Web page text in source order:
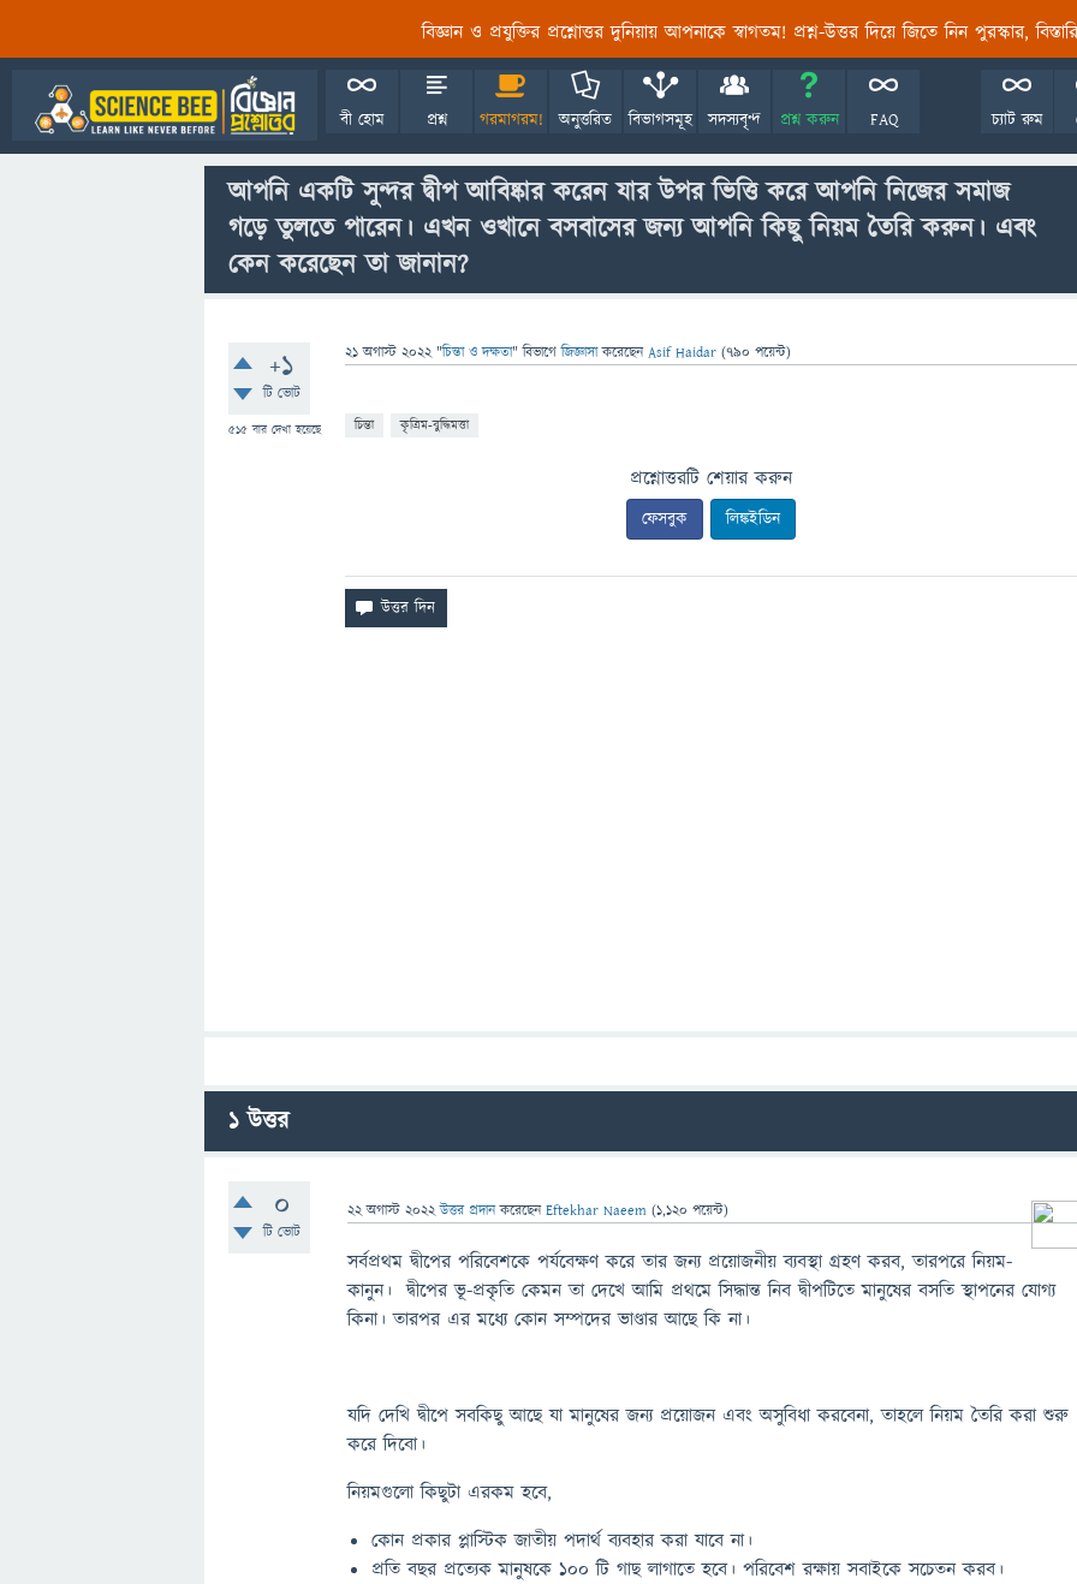
বিজ্ঞান ও প্রযুক্তির প্রশ্নোত্তর দুনিয়ায় আপনাকে স্বাগতম! প্রশ্ন-উত্তর দিয়ে জিতে নিন পুরস্কার,
বী হোম প্রশ্ন গরমাগরম! অনুত্তরিত বিভাগসমূহ সদস্যবৃন্দ প্রশ্ন করুন FAQ চ্যাট রুম
আপনি একটি সুন্দর দ্বীপ আবিষ্কার করেন যার উপর ভিত্তি করে আপনি নিজের সমাজ
গড়ে তুলতে পারেন। এখন ওখানে বসবাসের জন্য আপনি কিছু নিয়ম তৈরি করুন। এবং
কেন করেছেন তা জানান?
+1
টি ভোট
515 বার দেখা হয়েছে
21 অগাস্ট 2022 "চিন্তা ও দক্ষতা" বিভাগে জিজ্ঞাসাকরেছেনAsif Haidar (790 পয়েন্ট)
চিন্তা কৃত্রিম-বুদ্ধিমত্তা
প্রশ্নোত্তরটি শেয়ার করুন
ফেসবুক লিঙ্কইডিন
1উত্তর
0
টি ভোট
22 অগাস্ট 2022 উত্তর প্রদান করেছেনEftekhar Naeem (1,120 পয়েন্ট)
সর্বপ্রথম দ্বীপের পরিবেশকে পর্যবেক্ষণ করে তার জন্য প্রয়োজনীয় ব্যবস্থা গ্রহণ করব, তারপরে নিয়ম-
কানুন। দ্বীপের ভূ-প্রকৃতি কেমন তা দেখে আমি প্রথমে সিদ্ধান্ত নিব দ্বীপটিতে মানুষের বসতি স্থাপনের যোগ্য
কিনা। তারপর এর মধ্যে কোন সম্পদের ভাণ্ডার আছে কি না।
যদি দেখি দ্বীপে সবকিছু আছে যা মানুষের জন্য প্রয়োজন এবং অসুবিধা করবেনা, তাহলে নিয়ম তৈরি করা শুরু
করে দিবো।
নিয়মগুলো কিছুটা এরকম হবে,
কোন প্রকার প্লাস্টিক জাতীয় পদার্থ ব্যবহার করা যাবে না।
প্রতি বছর প্রত্যেক মানুষকে ১০০ টি গাছ লাগাতে হবে। পরিবেশ রক্ষায় সবাইকে সচেতন করব।